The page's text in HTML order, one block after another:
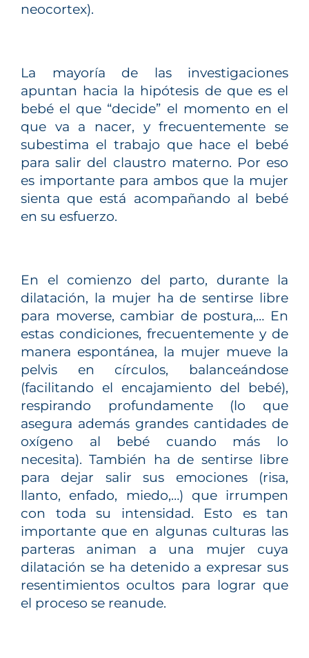
neocortex).
La mayoría de las investigaciones
apuntan hacia la hipótesis de que es el
bebé el que “decide” el momento en el
que va a nacer, y frecuentemente se
subestima el trabajo que hace el bebé
para salir del claustro materno. Por eso
es importante para ambos que la mujer
sienta que está acompañando al bebé
en su esfuerzo.
En el comienzo del parto, durante la
dilatación, la mujer ha de sentirse libre
para moverse, cambiar de postura,… En
estas condiciones, frecuentemente y de
manera espontánea, la mujer mueve la
pelvis en círculos, balanceándose
(facilitando el encajamiento del bebé),
respirando profundamente (lo que
asegura además grandes cantidades de
oxígeno al bebé cuando más lo
necesita). También ha de sentirse libre
para dejar salir sus emociones (risa,
llanto, enfado, miedo,…) que irrumpen
con toda su intensidad. Esto es tan
importante que en algunas culturas las
parteras animan a una mujer cuya
dilatación se ha detenido a expresar sus
resentimientos ocultos para lograr que
el proceso se reanude.